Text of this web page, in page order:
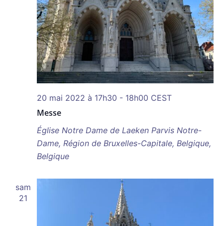
Messe
20 mai 2022 à 17h30 - 18h00 CEST
Église Notre Dame de Laeken Parvis Notre-
Dame, Région de Bruxelles-Capitale, Belgique,
Belgique
sam
21